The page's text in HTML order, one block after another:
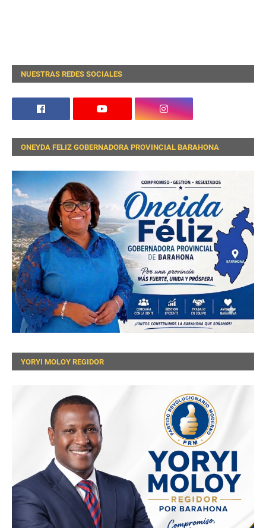
NUESTRAS REDES SOCIALES
ONEYDA FELIZ GOBERNADORA PROVINCIAL BARAHONA
YORYI MOLOY REGIDOR